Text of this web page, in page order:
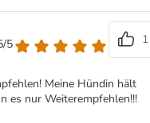
5
1
Meine Hündin hält
es nur Weiterempfehlen!!!